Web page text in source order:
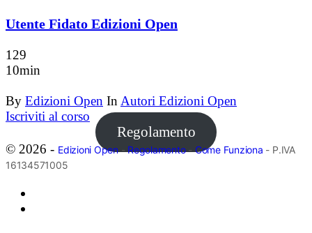
Utente Fidato Edizioni Open
129
10min
By Edizioni Open In Autori Edizioni Open
Iscriviti al corso
Regolamento
© 2026 - Edizioni Open-Regolamento-Come Funziona - P.IVA
16134571005